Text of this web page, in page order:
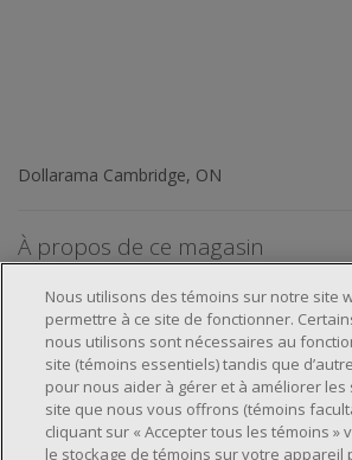
Dollarama Cambridge, ON
À propos de ce magasin
À propos de nous
À propos
Emplacements et services
Nous utilisons des témoins sur notre site
permettre à ce site de fonctionner.
nous utilisons sont nécessaires au
site (témoins essentiels) tandis que
pour nous aider à gérer et à améliorer les
site que nous vous offrons (témoins
cliquant sur « Accepter tous les témoins »
le stockage de témoins sur votre appareil